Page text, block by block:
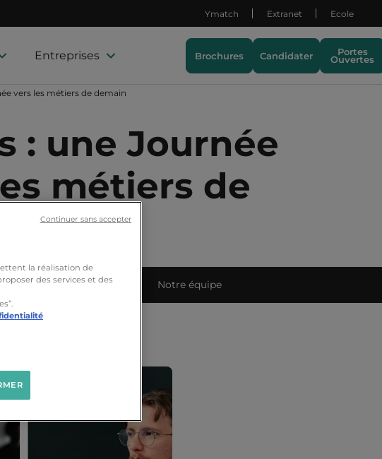
Entreprises
Ymatch Extranet Ecole
Brochures Candidater Portes
Ouvertes
vers les métiers de demain
: une Journée
métiers de
Projets étudiants Notre équipe
la réalisation de
des services et des
Continuer sans accepter